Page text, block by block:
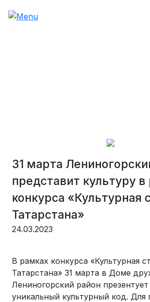
31 марта
представит культуру
конкурса «Культурная
Татарстана»
24.03.2023
В рамках конкурса «Культурная
Татарстана» 31 марта в Доме
Лениногорский район
уникальный культурный код. Для